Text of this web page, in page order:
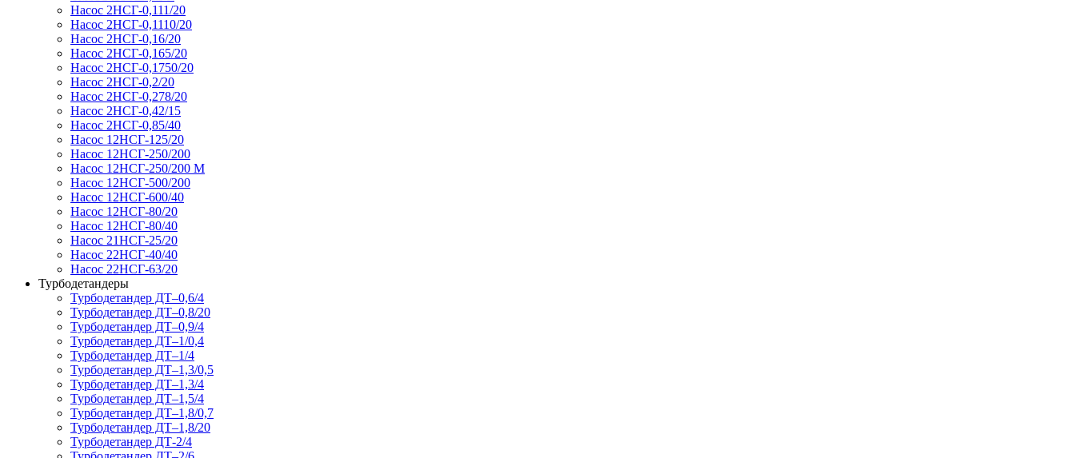
Насос 2НСГ-0,111/20
Насос 2НСГ-0,1110/20
Насос 2НСГ-0,16/20
Насос 2НСГ-0,165/20
Насос 2НСГ-0,1750/20
Насос 2НСГ-0,2/20
Насос 2НСГ-0,278/20
Насос 2НСГ-0,42/15
Насос 2НСГ-0,85/40
Насос 12НСГ-125/20
Насос 12НСГ-250/200
Насос 12НСГ-250/200 М
Насос 12НСГ-500/200
Насос 12НСГ-600/40
Насос 12НСГ-80/20
Насос 12НСГ-80/40
Насос 21НСГ-25/20
Насос 22НСГ-40/40
Насос 22НСГ-63/20
Турбодетандеры
Турбодетандер ДТ–0,6/4
Турбодетандер ДТ–0,8/20
Турбодетандер ДТ–0,9/4
Турбодетандер ДТ–1/0,4
Турбодетандер ДТ–1/4
Турбодетандер ДТ–1,3/0,5
Турбодетандер ДТ–1,3/4
Турбодетандер ДТ–1,5/4
Турбодетандер ДТ–1,8/0,7
Турбодетандер ДТ–1,8/20
Турбодетандер ДТ-2/4